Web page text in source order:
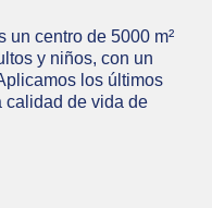
un centro de 5000 m²
y niños, con un
los últimos
calidad de vida de